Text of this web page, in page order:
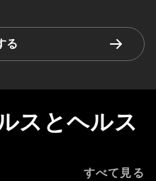
る
スとヘルス
すべて見る